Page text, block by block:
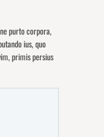
purto corpora,
ius, quo
primis persius